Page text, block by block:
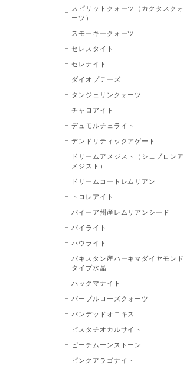
スピリットクォーツ（カクタスクォ
ーツ）
スモーキークォーツ
セレスタイト
セレナイト
ダイオプテーズ
タンジェリンクォーツ
チャロアイト
デュモルチェライト
デンドリティックアゲート
ドリームアメジスト（シェブロンア
メジスト）
ドリームコートレムリアン
トロレアイト
バイーア州産レムリアンシード
パイライト
ハウライト
パキスタン産ハーキマダイヤモンド
タイプ水晶
ハックマナイト
パープルローズクォーツ
バンデッドオニキス
ピスタチオカルサイト
ピーチムーンストーン
ピンクアラゴナイト